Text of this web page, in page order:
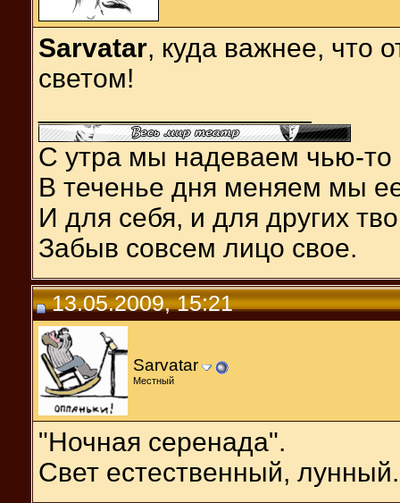
Sarvatar, куда важнее, что
светом!
С утра мы надеваем чью-то
В теченье дня меняем мы
И для себя, и для других
Забыв совсем лицо свое.
13.05.2009, 15:21
Sarvatar
Местный
"Ночная серенада".
Свет естественный, лунный.